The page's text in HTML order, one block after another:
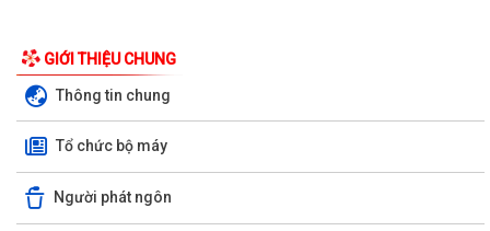
GIỚI THIỆU CHUNG
Thông tin chung
Tổ chức bộ máy
Người phát ngôn